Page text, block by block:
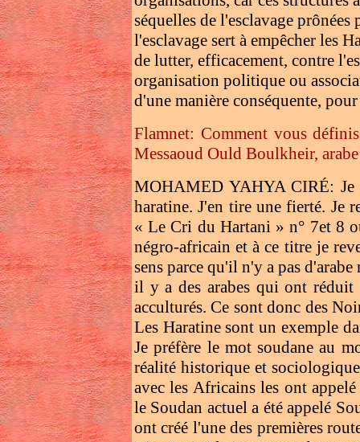
séquelles de l'esclavage
l'esclavage sert à empêcher les
de lutter, efficacement, contre
organisation politique ou
d'une manière conséquente,
Flamnet: Comment vous
Messaoud Ould Boulkheir,
MOHAMED YAHYA CIRÉ: Je
haratine. J'en tire une fierté. Je
« Le Cri du Hartani » n° 7et 8
négro-africain et à ce titre je
sens parce qu'il n'y a pas
il y a des arabes qui ont réduit
acculturés. Ce sont donc des
Les Haratine sont un exemple
Je préfère le mot soudane au
réalité historique et
avec les Africains les ont
le Soudan actuel a été appelé
ont créé l'une des premières